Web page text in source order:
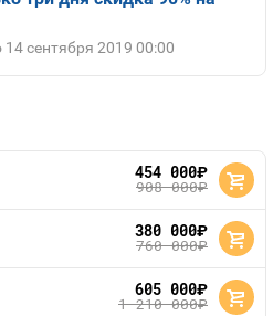
сентября 2019 00:00
454 000руб.
908 000руб.
380 000руб.
760 000руб.
605 000руб.
1 210 000руб.